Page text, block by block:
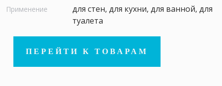
Применение
для стен, для кухни, для ванной, для
туалета
ПЕРЕЙТИ К ТОВАРАМ